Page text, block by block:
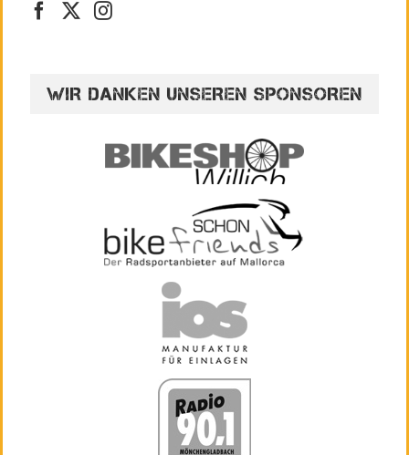
WIR DANKEN UNSEREN SPONSOREN